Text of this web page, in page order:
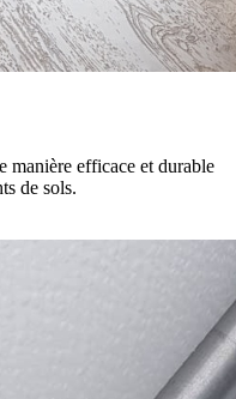
manière efficace et durable
de sols.